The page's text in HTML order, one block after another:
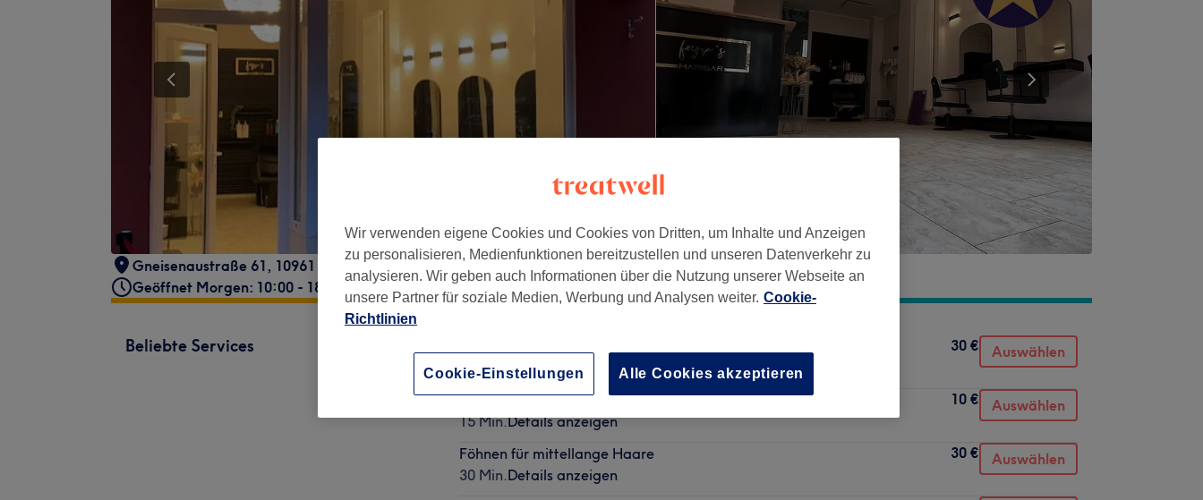
Gneisenaustraße 61, 10961 Berlin, Deutschland
Geöffnet Morgen: 10:00 - 18:00
Beliebte Services
30 Min.Details anzeigen
30 € Auswählen
Augenbrauen zupfen
15 Min.Details anzeigen
10 € Auswählen
Föhnen für mittellange Haare
30 Min.Details anzeigen
30 € Auswählen
Wir verwenden eigene Cookies und Cookies von Dritten, um Inhalte und Anzeigen
zu personalisieren, Medienfunktionen bereitzustellen und unseren Datenverkehr zu
analysieren. Wir geben auch Informationen über die Nutzung unserer Webseite an
unsere Partner für soziale Medien, Werbung und Analysen weiter. Cookie-
Richtlinien
Cookie-Einstellungen Alle Cookies akzeptieren